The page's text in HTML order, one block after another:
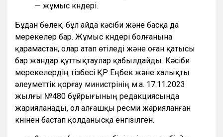
— жұмыс күндері.
Бұдан бөлек, бұл айда кәсіби және басқа да
мерекелер бар. Жұмыс күндері болғанына
қарамастан, олар атап өтіледі және оған қатысы
бар жандар құттықтаулар қабылдайды. Кәсіби
мерекелердің тізбесі ҚР Еңбек және халықты
әлеуметтік қорғау министрінің м.а. 17.11.2023
жылғы №480 бұйрығының редакциясында
жарияланады, ол алғашқы ресми жарияланған
күнінен бастап қолданысқа енгізілген.